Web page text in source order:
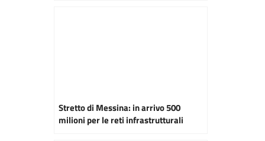
Stretto di Messina: in arrivo 500
milioni per le reti infrastrutturali